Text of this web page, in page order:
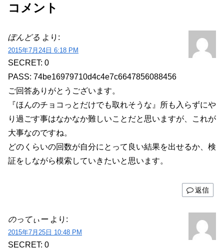
コメント
ぽんどる より:
2015年7月24日 6:18 PM
SECRET: 0
PASS: 74be16979710d4c4e7c6647856088456
ご回答ありがとうございます。
『ほんのチョコっとだけでも取れそうな』所も入らずにや
り過ごす事はなかなか難しいことだと思いますが、これが
大事なのですね。
どのくらいの回数が自分にとって良い結果を出せるか、検
証をしながら模索していきたいと思います。
返信
のってぃー より:
2015年7月25日 10:48 PM
SECRET: 0